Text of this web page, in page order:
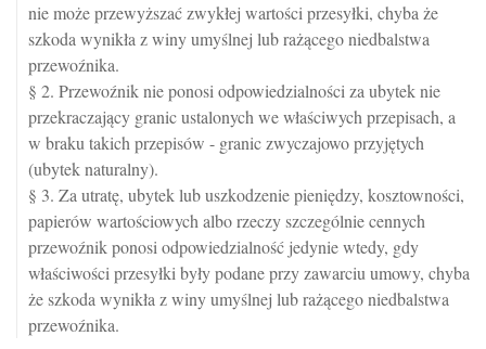
nie może przewyższać zwykłej wartości przesyłki, chyba że
szkoda wynikła z winy umyślnej lub rażącego niedbalstwa
przewoźnika.
§ 2. Przewoźnik nie ponosi odpowiedzialności za ubytek nie
przekraczający granic ustalonych we właściwych przepisach, a
w braku takich przepisów - granic zwyczajowo przyjętych
(ubytek naturalny).
§ 3. Za utratę, ubytek lub uszkodzenie pieniędzy, kosztowności,
papierów wartościowych albo rzeczy szczególnie cennych
przewoźnik ponosi odpowiedzialność jedynie wtedy, gdy
właściwości przesyłki były podane przy zawarciu umowy, chyba
że szkoda wynikła z winy umyślnej lub rażącego niedbalstwa
przewoźnika.